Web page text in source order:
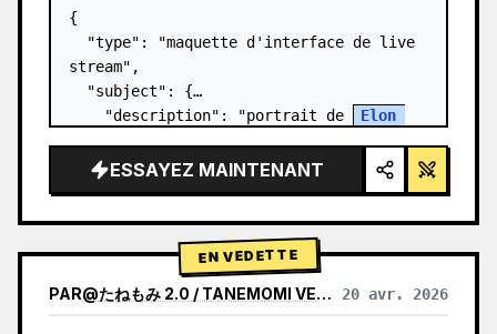
{
  "type": "maquette d'interface de live
stream",
  "subject": {
    "description": "portrait de
Elon
avec un graphique technique blanc",
    "background": "le côté gauche affic…
ESSAYEZ MAINTENANT
EN VEDETTE
PAR@たねもみ 2.0 / TANEMOMI VER2.0 20 avr. 2026